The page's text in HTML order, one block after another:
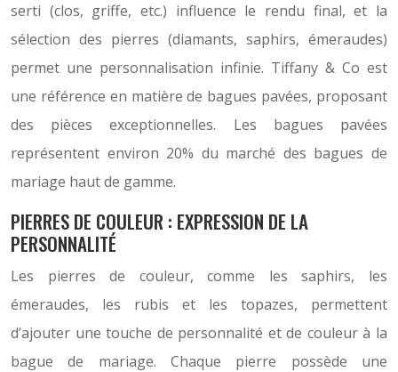
serti (clos, griffe, etc.) influence le rendu final, et la
sélection des pierres (diamants, saphirs, émeraudes)
permet une personnalisation infinie. Tiffany & Co est
une référence en matière de bagues pavées, proposant
des pièces exceptionnelles. Les bagues pavées
représentent environ 20% du marché des bagues de
mariage haut de gamme.
PIERRES DE COULEUR : EXPRESSION DE LA
PERSONNALITÉ
Les pierres de couleur, comme les saphirs, les
émeraudes, les rubis et les topazes, permettent
d’ajouter une touche de personnalité et de couleur à la
bague de mariage. Chaque pierre possède une